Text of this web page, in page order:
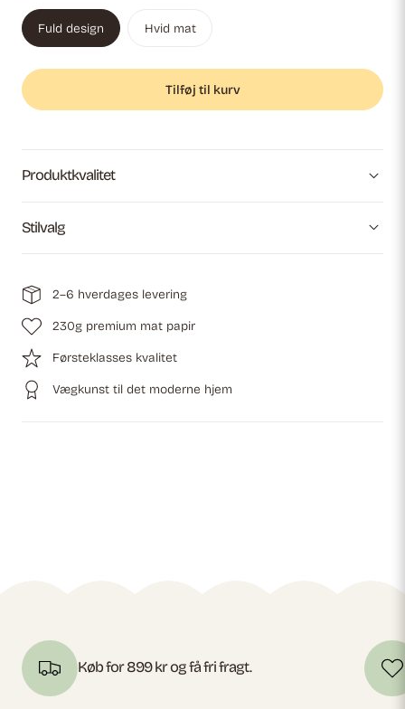
Fuld design Hvid mat
Tilføj til kurv
Produktkvalitet
Stilvalg
2–6 hverdages levering
230g premium mat papir
Førsteklasses kvalitet
Vægkunst til det moderne hjem
Køb for 899 kr og få fri fragt.